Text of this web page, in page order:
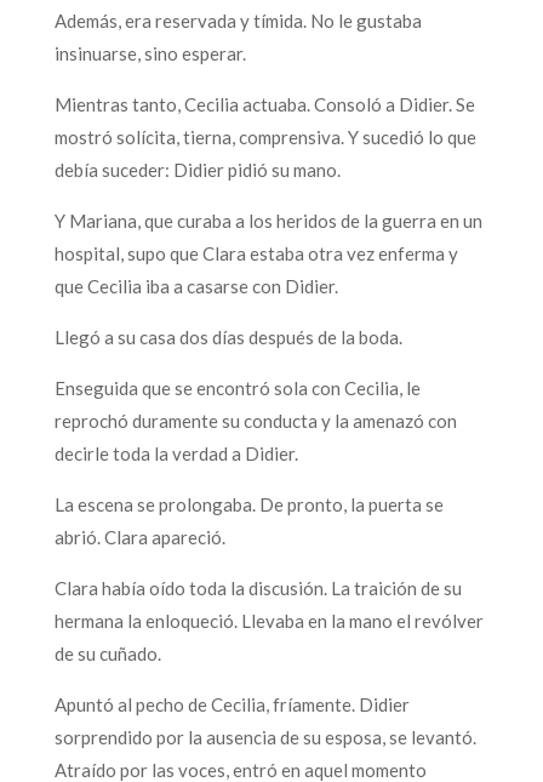
Además, era reservada y tímida. No le gustaba
insinuarse, sino esperar.
Mientras tanto, Cecilia actuaba. Consoló a Didier. Se
mostró solícita, tierna, comprensiva. Y sucedió lo que
debía suceder: Didier pidió su mano.
Y Mariana, que curaba a los heridos de la guerra en un
hospital, supo que Clara estaba otra vez enferma y
que Cecilia iba a casarse con Didier.
Llegó a su casa dos días después de la boda.
Enseguida que se encontró sola con Cecilia, le
reprochó duramente su conducta y la amenazó con
decirle toda la verdad a Didier.
La escena se prolongaba. De pronto, la puerta se
abrió. Clara apareció.
Clara había oído toda la discusión. La traición de su
hermana la enloqueció. Llevaba en la mano el revólver
de su cuñado.
Apuntó al pecho de Cecilia, fríamente. Didier
sorprendido por la ausencia de su esposa, se levantó.
Atraído por las voces, entró en aquel momento